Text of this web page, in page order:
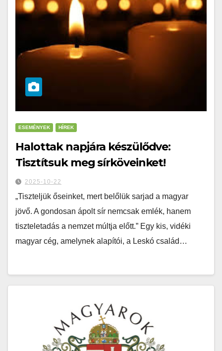
ESEMÉNYEK HÍREK
Halottak napjára készülődve:
Tisztítsuk meg sírköveinket!
2025-10-22
„Tiszteljük őseinket, mert belőlük sarjad a magyar
jövő. A gondosan ápolt sír nemcsak emlék, hanem
tiszteletadás a nemzet múltja előtt.” Egy kis, vidéki
magyar cég, amelynek alapítói, a Leskó család…